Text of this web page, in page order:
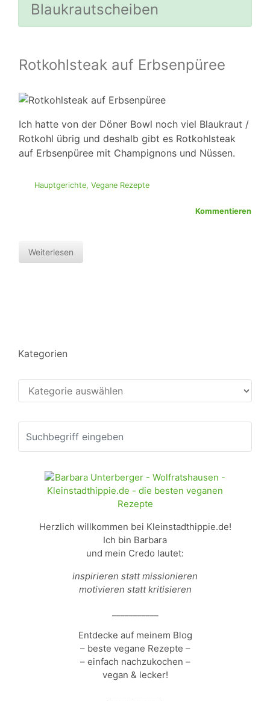
Blaukrautscheiben
Rotkohlsteak auf Erbsenpüree
Ich hatte von der Döner Bowl noch viel Blaukraut /
Rotkohl übrig und deshalb gibt es Rotkohlsteak
auf Erbsenpüree mit Champignons und Nüssen.
Hauptgerichte, Vegane Rezepte
Kommentieren
Weiterlesen
Kategorien
Kategorien
Herzlich willkommen bei Kleinstadthippie.de!
Ich bin Barbara
und mein Credo lautet:
inspirieren statt missionieren
motivieren statt kritisieren
Entdecke auf meinem Blog
– beste vegane Rezepte –
– einfach nachzukochen –
vegan & lecker!